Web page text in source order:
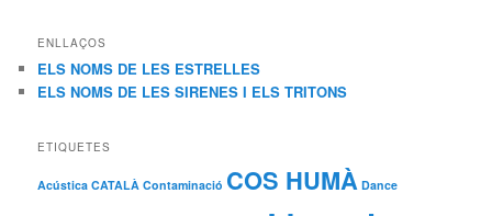
ENLLAÇOS
ELS NOMS DE LES ESTRELLES
ELS NOMS DE LES SIRENES I ELS TRITONS
ETIQUETES
Acústica CATALÀ Contaminació COS HUMÀ Dance